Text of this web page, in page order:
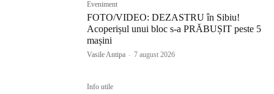
Eveniment
FOTO/VIDEO: DEZASTRU în Sibiu!
Acoperișul unui bloc s-a PRĂBUȘIT peste 5
mașini
Vasile Antipa - 7 august 2026
Info utile